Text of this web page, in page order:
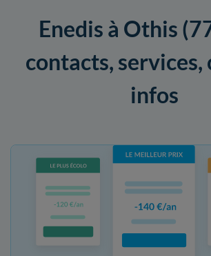
Enedis à Othis
contacts, services,
infos